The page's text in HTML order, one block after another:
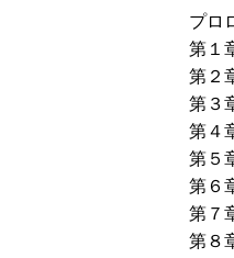
プロ
第１
第２
第３
第４
第５
第６
第７
第８